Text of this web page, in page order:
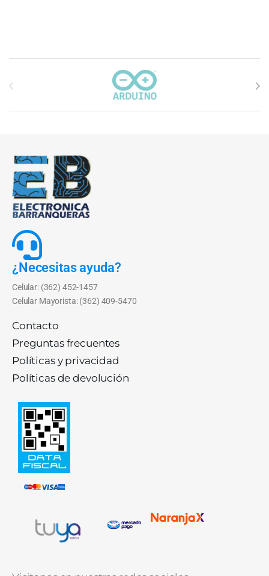
Carrusel de marcas
¿Necesitas ayuda?
Celular: (362) 452-1457
Celular Mayorista: (362) 409-5470
Contacto
Preguntas frecuentes
Políticas y privacidad
Políticas de devolución